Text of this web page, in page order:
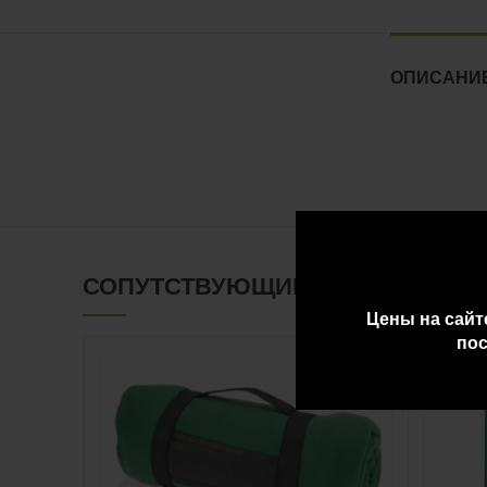
Цены на
СОПУТСТВУЮЩИЕ ТОВАРЫ